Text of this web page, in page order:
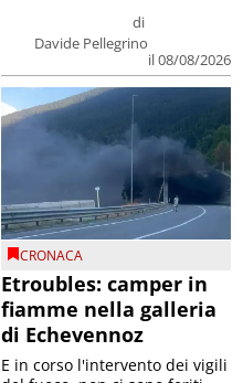
di
Davide Pellegrino
il 08/08/2026
CRONACA
Etroubles: camper in
fiamme nella galleria
di Echevennoz
E in corso l'intervento dei vigili